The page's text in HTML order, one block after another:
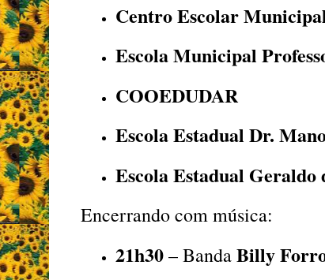
Centro Escolar
Escola Municipal
COOEDUDAR
Escola Estadual Dr.
Escola Estadual Geraldo
Encerrando com música:
21h30– BandaBilly